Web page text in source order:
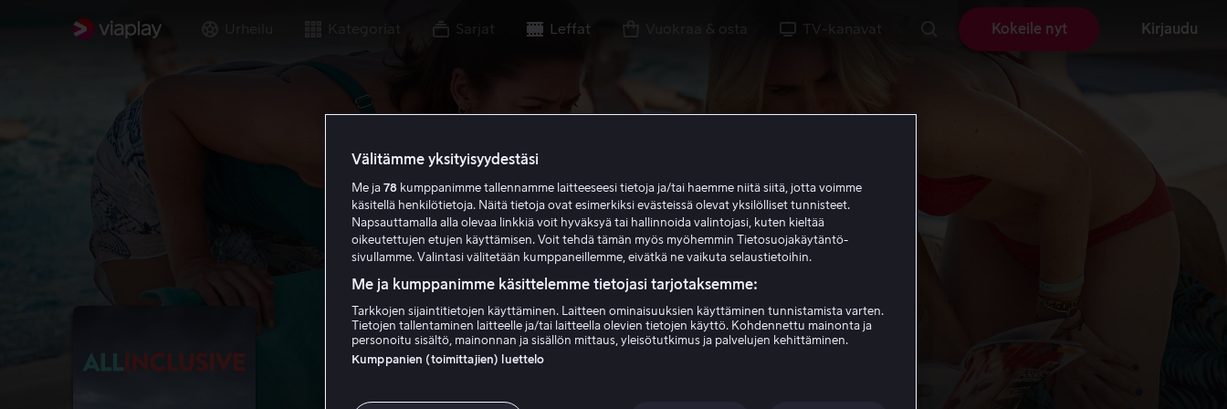
Kategoriat Sarjat Leffat Vuokraa & osta TV-kanavat Kokeile nyt Kirjaudu
Välitämme yksityisyydestäsi
Me ja 78 kumppanimme tallennamme laitteeseesi tietoja ja/tai haemme niitä siitä, jotta voimme
käsitellä henkilötietoja. Näitä tietoja ovat esimerkiksi evästeissä olevat yksilölliset tunnisteet.
Napsauttamalla alla olevaa linkkiä voit hyväksyä tai hallinnoida valintojasi, kuten kieltää
oikeutettujen etujen käyttämisen. Voit tehdä tämän myös myöhemmin Tietosuojakäytäntö-
sivullamme. Valintasi välitetään kumppaneillemme, eivätkä ne vaikuta selaustietoihin.
Me ja kumppanimme käsittelemme tietojasi tarjotaksemme:
Tarkkojen sijaintitietojen käyttäminen. Laitteen ominaisuuksien käyttäminen tunnistamista varten.
Tietojen tallentaminen laitteelle ja/tai laitteella olevien tietojen käyttö. Kohdennettu mainonta ja
personoitu sisältö, mainonnan ja sisällön mittaus, yleisötutkimus ja palvelujen kehittäminen.
Kumppanien (toimittajien) luettelo